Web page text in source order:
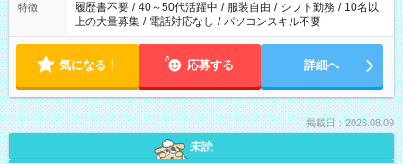
特徴 履歴書不要 / 40～50代活躍中 / 服装自由 / シフト勤務 / 10名以
上の大量募集 / 電話対応なし / パソコンスキル不要
気になる！ 応募する 詳細へ
掲載日：2026.08.09
未読